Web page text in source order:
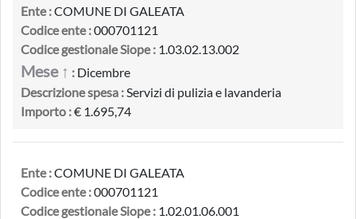
Ente :COMUNE DI GALEATA
Codice ente :000701121
Codice gestionale Siope : 1.03.02.13.002
Mese ↑ : Dicembre
Descrizione spesa :Servizi di pulizia e lavanderia
Importo :€ 1.695,74
Ente :COMUNE DI GALEATA
Codice ente :000701121
Codice gestionale Siope : 1.02.01.06.001